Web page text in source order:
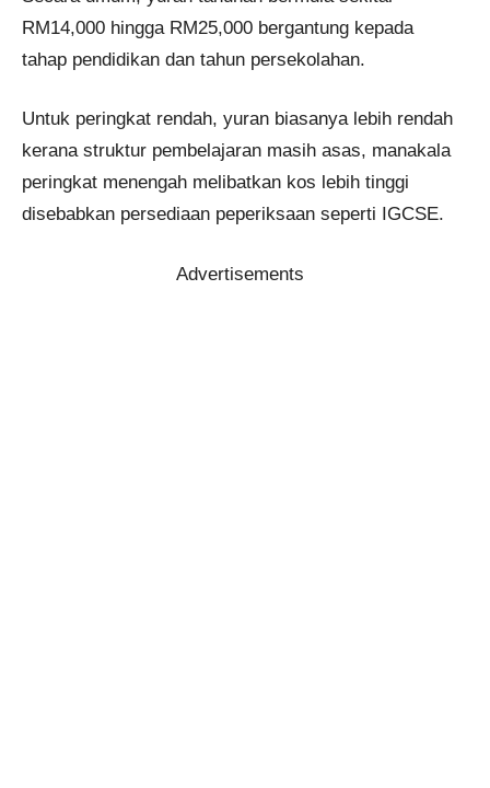
RM14,000 hingga RM25,000 bergantung kepada
tahap pendidikan dan tahun persekolahan.
Untuk peringkat rendah, yuran biasanya lebih rendah
kerana struktur pembelajaran masih asas, manakala
peringkat menengah melibatkan kos lebih tinggi
disebabkan persediaan peperiksaan seperti IGCSE.
Advertisements